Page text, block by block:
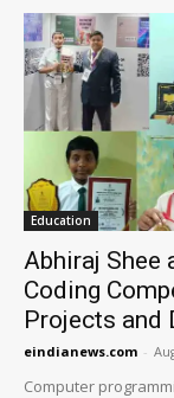
Education
Abhiraj Shee
Coding
Projects and
eindianews.com -
Computer